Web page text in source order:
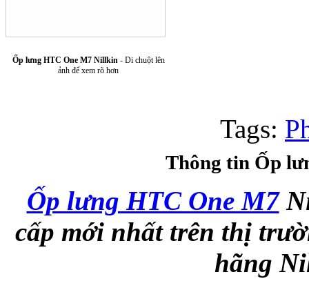
Ốp lưng Sony
Bao da samsung
Ốp lưng HTC One M7 Nillkin- Di chuột lên
ảnh để xem rõ hơn
Tags:
Thông tin Ốp
Ốp lưng HTC One M7
cấp mới nhất trên thị
hãng